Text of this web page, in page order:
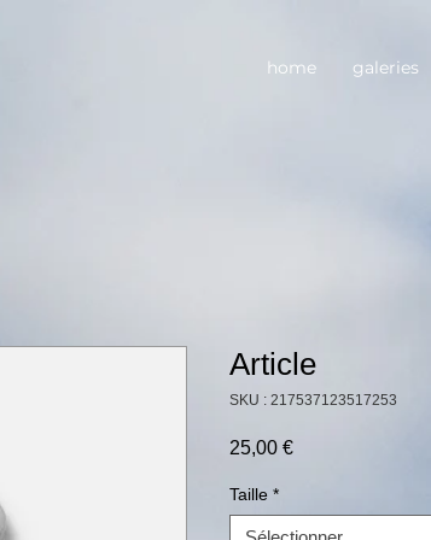
home galeries
Article
SKU : 217537123517253
25,00 €Prix
Taille *